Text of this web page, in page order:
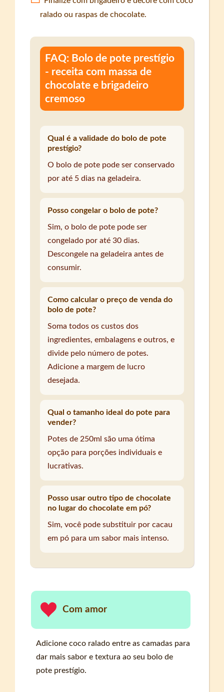
ralado ou raspas de chocolate.
FAQ: Bolo de pote prestígio
- receita com massa de
chocolate e brigadeiro
cremoso
Qual é a validade do bolo de pote
prestígio?
O bolo de pote pode ser conservado
por até 5 dias na geladeira.
Posso congelar o bolo de pote?
Sim, o bolo de pote pode ser
congelado por até 30 dias.
Descongele na geladeira antes de
consumir.
Como calcular o preço de venda do
bolo de pote?
Soma todos os custos dos
ingredientes, embalagens e outros, e
divide pelo número de potes.
Adicione a margem de lucro
desejada.
Qual o tamanho ideal do pote para
vender?
Potes de 250ml são uma ótima
opção para porções individuais e
lucrativas.
Posso usar outro tipo de chocolate
no lugar do chocolate em pó?
Sim, você pode substituir por cacau
em pó para um sabor mais intenso.
Com amor
Adicione coco ralado entre as camadas para
dar mais sabor e textura ao seu bolo de
pote prestígio.